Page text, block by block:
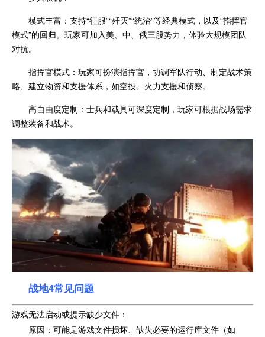
模式丰富：支持“征服”“歼灭”“统治”等经典模式，以及“指挥官
模式”的回归。玩家可加入美、中、俄三股势力，体验大规模团队
对抗。
指挥官模式：玩家可扮演指挥官，协调军队行动、制定战术策
略、建立物资和支援体系，如空投、火力支援和侦察。
高自由度定制：士兵和载具可深度定制，玩家可根据战场需求
调整装备和战术。
战地4常见问题
游戏无法启动或提示缺少文件：
原因：可能是游戏文件损坏、缺失必要的运行库文件（如